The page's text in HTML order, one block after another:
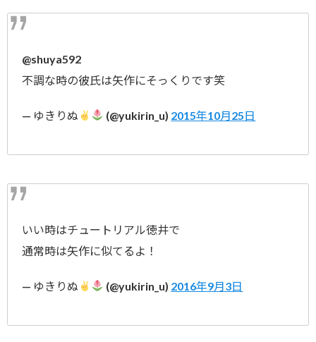
@shuya592
不調な時の彼氏は矢作にそっくりです笑
— ゆきりぬ (@yukirin_u) 2015年10月25日
いい時はチュートリアル徳井で
通常時は矢作に似てるよ！
— ゆきりぬ (@yukirin_u) 2016年9月3日